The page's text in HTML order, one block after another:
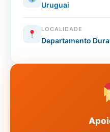
Uruguai
LOCALIDADE
Departamento